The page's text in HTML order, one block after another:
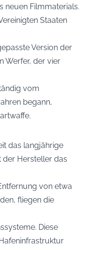
neuen Filmmaterials.
Staaten
Version der
Werfer, der vier
vom
begann,
das langjährige
der Hersteller das
von etwa
fliegen die
Diese